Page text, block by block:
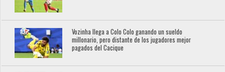
Vozinha llega a Colo Colo ganando un sueldo
millonario, pero distante de los jugadores mejor
pagados del Cacique